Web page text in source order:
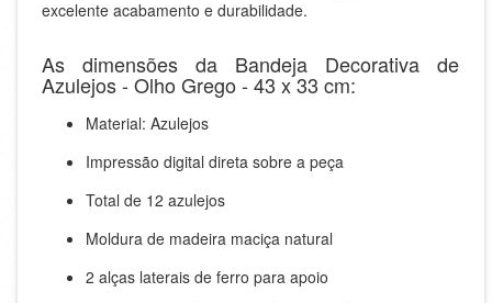
excelente acabamento e durabilidade.
As dimensões da Bandeja Decorativa de
Azulejos - Olho Grego - 43 x 33 cm:
Material: Azulejos
Impressão digital direta sobre a peça
Total de 12 azulejos
Moldura de madeira maciça natural
2 alças laterais de ferro para apoio